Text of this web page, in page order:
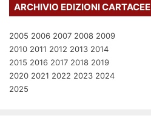
ARCHIVIO EDIZIONI CARTACEE
2005 2006 2007 2008 2009
2010 2011 2012 2013 2014
2015 2016 2017 2018 2019
2020 2021 2022 2023 2024
2025